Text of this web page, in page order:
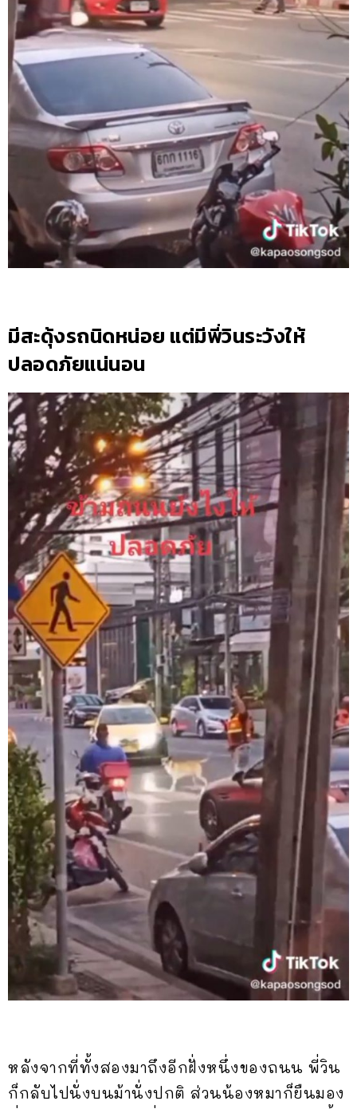
มีสะดุ้งรถนิดหน่อย แต่มีพี่วินระวังให้
ปลอดภัยแน่นอน
หลังจากที่ทั้งสองมาถึงอีกฝั่งหนึ่งของถนน พี่วิน
ก็กลับไปนั่งบนม้านั่งปกติ ส่วนน้องหมาก็ยืนมอง